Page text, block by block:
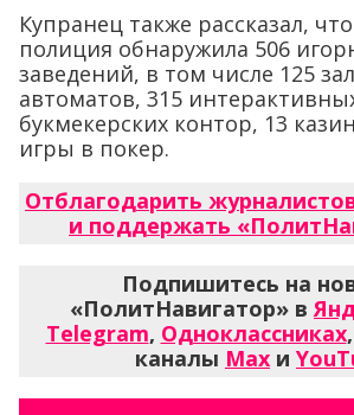
Купранец также рассказал,
полиция обнаружила 506
заведений, в том числе 125
автоматов, 315
букмекерских контор, 13
игры в покер.
Отблагодарить
и поддержать
Подпишитесь на
«ПолитНавигатор» в
Telegram, Одноклассниках,
каналы Max и